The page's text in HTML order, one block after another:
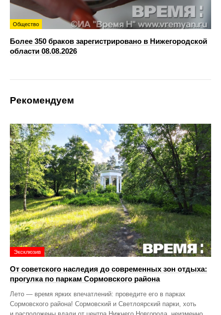
Общество
Более 350 браков зарегистрировано в Нижегородской
области 08.08.2026
Рекомендуем
Эксклюзив
От советского наследия до современных зон отдыха:
прогулка по паркам Сормовского района
Лето — время ярких впечатлений: проведите его в парках
Сормовского района! Сормовский и Светлоярский парки, хоть